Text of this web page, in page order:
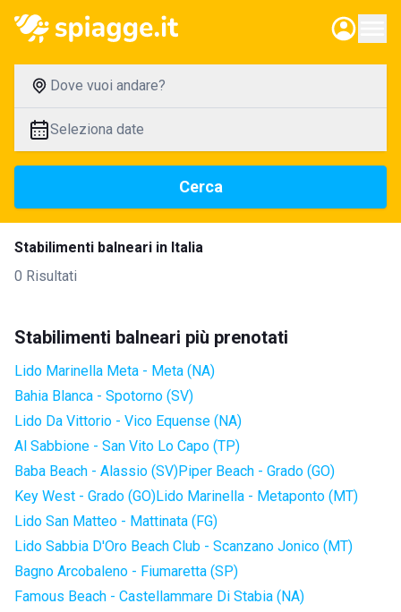
Dove vuoi andare?
Seleziona date
Cerca
Stabilimenti balneari in Italia
0 Risultati
Stabilimenti balneari più prenotati
Lido Marinella Meta - Meta (NA)
Bahia Blanca - Spotorno (SV)
Lido Da Vittorio - Vico Equense (NA)
Al Sabbione - San Vito Lo Capo (TP)
Baba Beach - Alassio (SV)Piper Beach - Grado (GO)
Key West - Grado (GO)Lido Marinella - Metaponto (MT)
Lido San Matteo - Mattinata (FG)
Lido Sabbia D'Oro Beach Club - Scanzano Jonico (MT)
Bagno Arcobaleno - Fiumaretta (SP)
Famous Beach - Castellammare Di Stabia (NA)